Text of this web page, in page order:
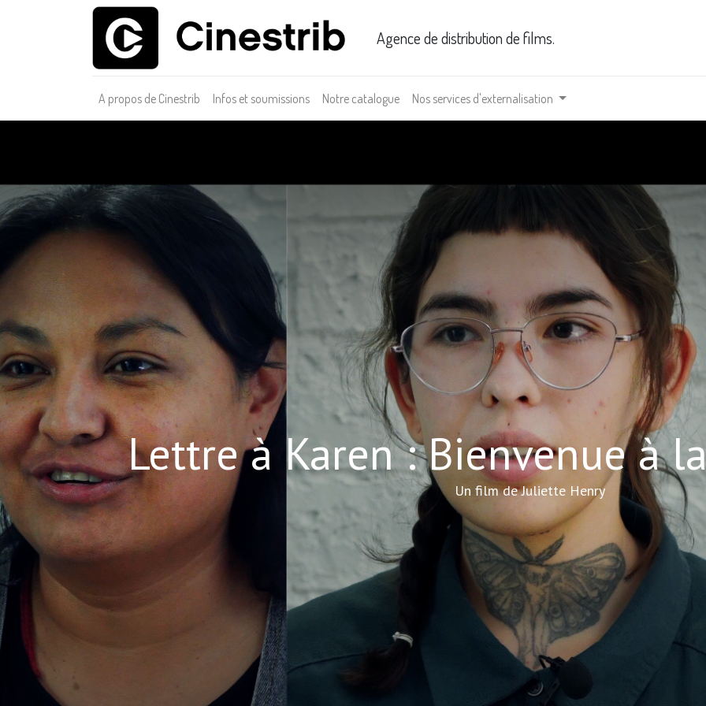
Agence de distribution de films.
A propos de Cinestrib Infos et soumissions Notre catalogue Nos services d'externalisation
Lettre à Karen : Bienvenue à
Un film de Juliette Henry